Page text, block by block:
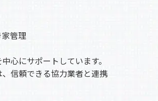
管理
心にサポートしています。
信頼できる協力業者と連携